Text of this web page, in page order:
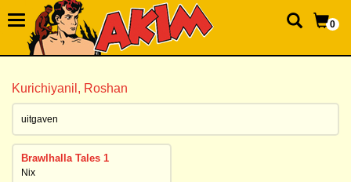
0
Kurichiyanil, Roshan
uitgaven
Brawlhalla Tales 1
Nix